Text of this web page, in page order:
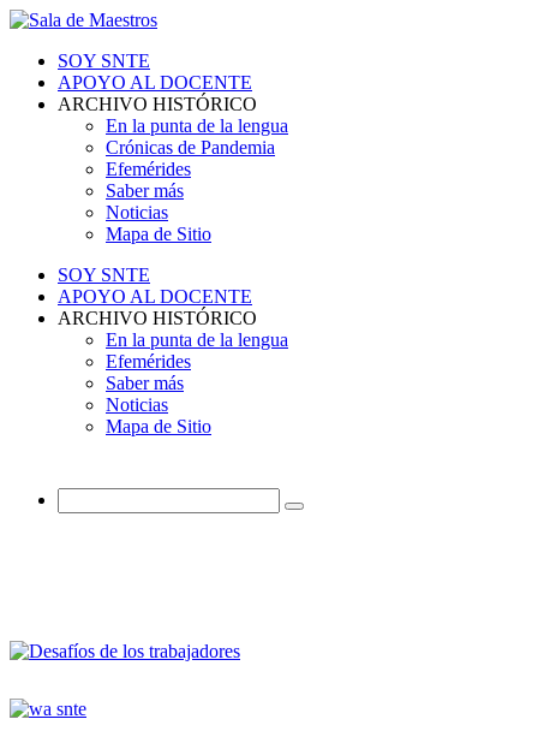
SOY SNTE
APOYO AL DOCENTE
ARCHIVO HISTÓRICO
En la punta de la lengua
Crónicas de Pandemia
Efemérides
Saber más
Noticias
Mapa de Sitio
SOY SNTE
APOYO AL DOCENTE
ARCHIVO HISTÓRICO
En la punta de la lengua
Efemérides
Saber más
Noticias
Mapa de Sitio